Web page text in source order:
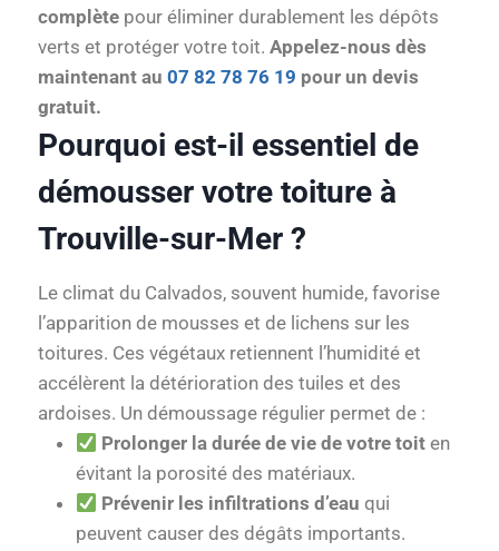
complète pour éliminer durablement les dépôts
verts et protéger votre toit. Appelez-nous dès
maintenant au 07 82 78 76 19 pour un devis
gratuit.
Pourquoi est-il essentiel de
démousser votre toiture à
Trouville-sur-Mer ?
Le climat du Calvados, souvent humide, favorise
l’apparition de mousses et de lichens sur les
toitures. Ces végétaux retiennent l’humidité et
accélèrent la détérioration des tuiles et des
ardoises. Un démoussage régulier permet de :
Prolonger la durée de vie de votre toit en
évitant la porosité des matériaux.
Prévenir les infiltrations d’eau qui
peuvent causer des dégâts importants.